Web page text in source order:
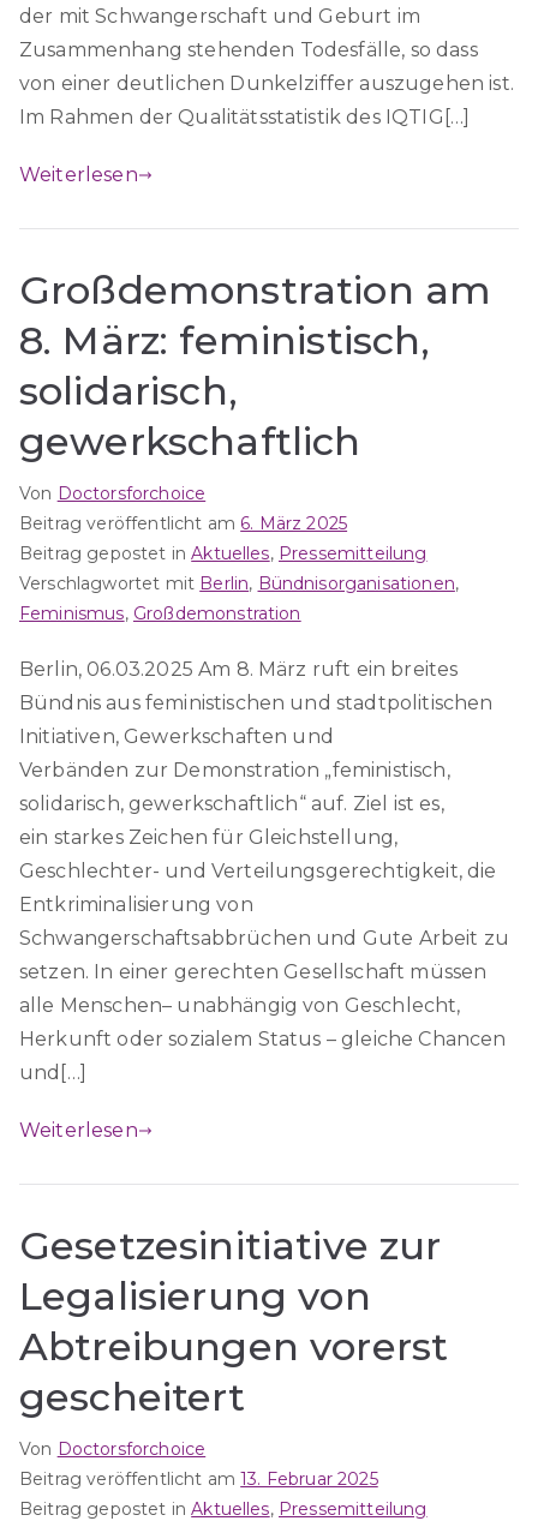
der mit Schwangerschaft und Geburt im
Zusammenhang stehenden Todesfälle, so dass
von einer deutlichen Dunkelziffer auszugehen ist.
Im Rahmen der Qualitätsstatistik des IQTIG[…]
Weiterlesen
Großdemonstration am
8. März: feministisch,
solidarisch,
gewerkschaftlich
Von Doctorsforchoice
Beitrag veröffentlicht am 6. März 2025
Beitrag gepostet inAktuelles, Pressemitteilung
Verschlagwortet mit Berlin, Bündnisorganisationen,
Feminismus, Großdemonstration
Berlin, 06.03.2025 Am 8. März ruft ein breites
Bündnis aus feministischen und stadtpolitischen
Initiativen, Gewerkschaften und
Verbänden zur Demonstration „feministisch,
solidarisch, gewerkschaftlich“ auf. Ziel ist es,
ein starkes Zeichen für Gleichstellung,
Geschlechter- und Verteilungsgerechtigkeit, die
Entkriminalisierung von
Schwangerschaftsabbrüchen und Gute Arbeit zu
setzen. In einer gerechten Gesellschaft müssen
alle Menschen– unabhängig von Geschlecht,
Herkunft oder sozialem Status – gleiche Chancen
und[…]
Weiterlesen
Gesetzesinitiative zur
Legalisierung von
Abtreibungen vorerst
gescheitert
Von Doctorsforchoice
Beitrag veröffentlicht am13. Februar 2025
Beitrag gepostet inAktuelles, Pressemitteilung